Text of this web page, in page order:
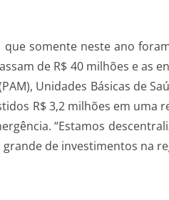
somente neste ano
de R$ 40 milhões e as
Unidades Básicas de
R$ 3,2 milhões em
“Estamos
de investimentos na